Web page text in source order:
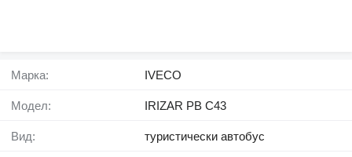
Марка: IVECO
Модел: IRIZAR PB C43
Вид: туристически автобус